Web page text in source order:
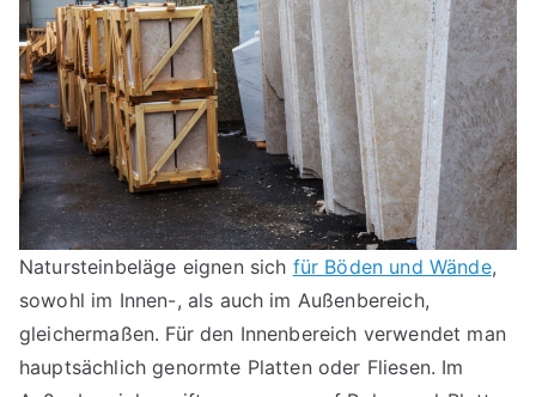
Natursteinbeläge eignen sich für Böden und Wände,
sowohl im Innen-, als auch im Außenbereich,
gleichermaßen. Für den Innenbereich verwendet man
hauptsächlich genormte Platten oder Fliesen. Im